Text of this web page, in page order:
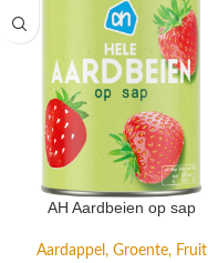
AH Aardbeien op sap
Aardappel, Groente, Fruit